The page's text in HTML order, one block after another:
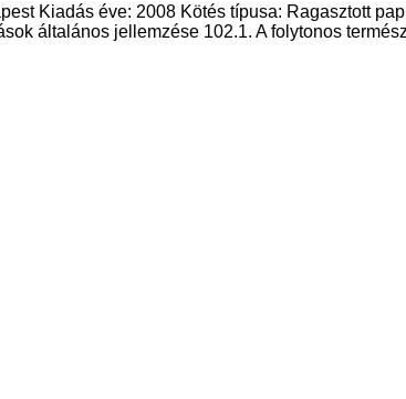
Kiadás éve: 2008 Kötés típusa: Ragasztott
általános jellemzése 102.1. A folytonos